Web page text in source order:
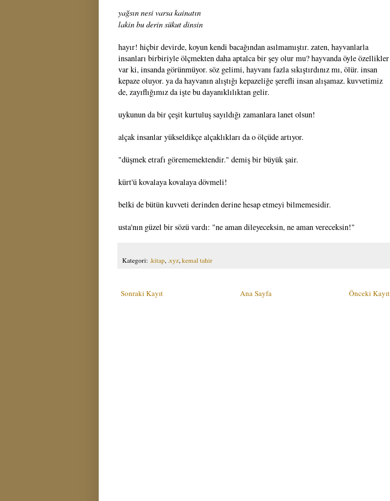
yağsın nesi varsa kainatın
lakin bu derin sükut dinsin
hayır! hiçbir devirde, koyun kendi bacağından asılmamıştır. zaten, hayvanlarla
insanları birbiriyle ölçmekten daha aptalca bir şey olur mu? hayvanda öyle özellikler
var ki, insanda görünmüyor. söz gelimi, hayvanı fazla sıkıştırdınız mı, ölür. insan
kepaze oluyor. ya da hayvanın alıştığı kepazeliğe şerefli insan alışamaz. kuvvetimiz
de, zayıflığımız da işte bu dayanıklılıktan gelir.
uykunun da bir çeşit kurtuluş sayıldığı zamanlara lanet olsun!
alçak insanlar yükseldikçe alçaklıkları da o ölçüde artıyor.
"düşmek etrafı görememektendir." demiş bir büyük şair.
kürt'ü kovalaya kovalaya dövmeli!
belki de bütün kuvveti derinden derine hesap etmeyi bilmemesidir.
usta'nın güzel bir sözü vardı: "ne aman dileyeceksin, ne aman vereceksin!"
Kategori: .kitap, .xyz,kemal tahir
Sonraki Kayıt Önceki Kayıt
Ana Sayfa